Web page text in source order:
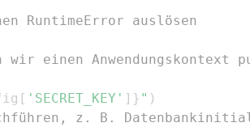
RuntimeError auslösen
einen Anwendungskontext
[ 'SECRET_KEY' ] } " )
z. B.